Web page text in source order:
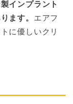
インプラント
ます。 エアフ
に優しいクリ